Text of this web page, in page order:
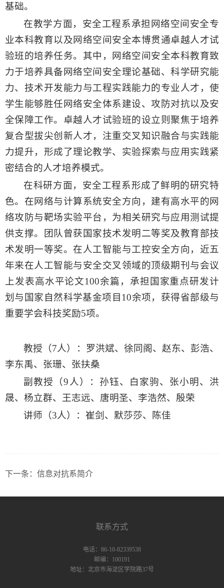
基础。
在教学方面，安全工程系承担网络空间安全专
业本科教育以及网络空间安全本博贯通卓越人才试
验班的培养任务。其中，网络空间安全本科教育致
力于培养具备网络空间安全理论基础、科学研究能
力、技术开发能力与工程实践能力的专业人才，使
学生能够胜任网络安全体系建设、攻防对抗以及安
全保障工作。卓越人才试验班的设立则聚焦于培养
复合型拔尖创新人才，注重交叉知识融合与实践能
力提升，形成了理论教学、实验探索与应用实践紧
密结合的人才培养模式。
在科研方面，安全工程系形成了鲜明的研究特
色。在网络与计算系统安全方向，建有高水平的网
络攻防与靶场实验平台，为相关研究与应用测试提
供支撑。团队曾获国家技术发明二等奖及教育部技
术发明一等奖。在人工智能与工控安全方向，近五
年来在人工智能与安全交叉领域的顶级期刊与会议
上发表高水平论文100余篇，承担国家重点研发计
划与国家自然科学基金项目 10余项，获得省部级与
重要学会科技奖励5项。
教授（7人）：罗洪斌、徐同阁、赵东、彭浩、
李东禹、张珊、张扶桑
副教授（9 人）：孙钰、白家驹、张小明、洪
晟、杨立群、王志远、唐明圣、李浩然、殷荣
讲师（3人） ：崔剑、默莎莎、陈佳
下一条： 信息对抗系简介
联系方式
电话：86-10-82339538
邮编：100191
地址：北京市海淀区学院路37号